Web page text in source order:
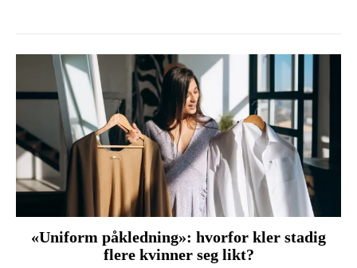
«Uniform påkledning»: hvorfor kler stadig
flere kvinner seg likt?